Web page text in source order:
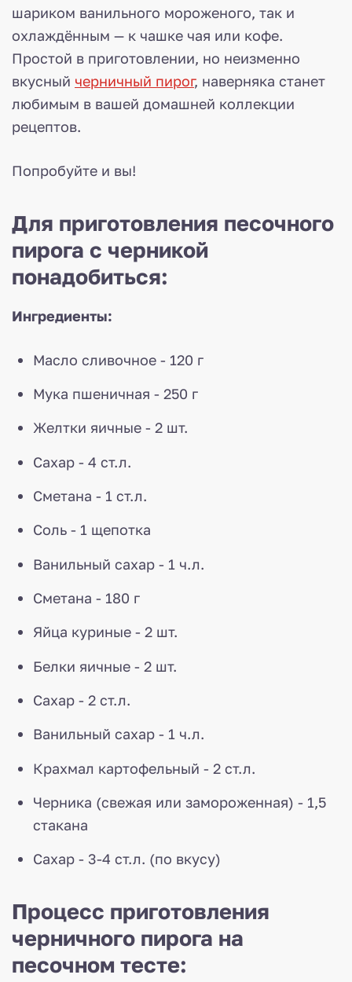
шариком ванильного мороженого, так и
охлаждённым — к чашке чая или кофе.
Простой в приготовлении, но неизменно
вкусный черничный пирог, наверняка станет
любимым в вашей домашней коллекции
рецептов.
Попробуйте и вы!
Для приготовления песочного
пирога с черникой
понадобиться:
Ингредиенты:
Масло сливочное - 120 г
Мука пшеничная - 250 г
Желтки яичные - 2 шт.
Сахар - 4 ст.л.
Сметана - 1 ст.л.
Соль - 1 щепотка
Ванильный сахар - 1 ч.л.
Сметана - 180 г
Яйца куриные - 2 шт.
Белки яичные - 2 шт.
Сахар - 2 ст.л.
Ванильный сахар - 1 ч.л.
Крахмал картофельный - 2 ст.л.
Черника (свежая или замороженная) - 1,5
стакана
Сахар - 3-4 ст.л. (по вкусу)
Процесс приготовления
черничного пирога на
песочном тесте: